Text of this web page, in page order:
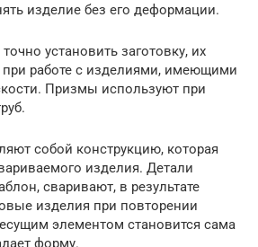
изделие без его деформации.
установить заготовку, их
работе с изделиями, имеющими
Призмы используют при
собой конструкцию, которая
изделия. Детали
сваривают, в результате
изделия при повторении
элементом становится сама
форму.